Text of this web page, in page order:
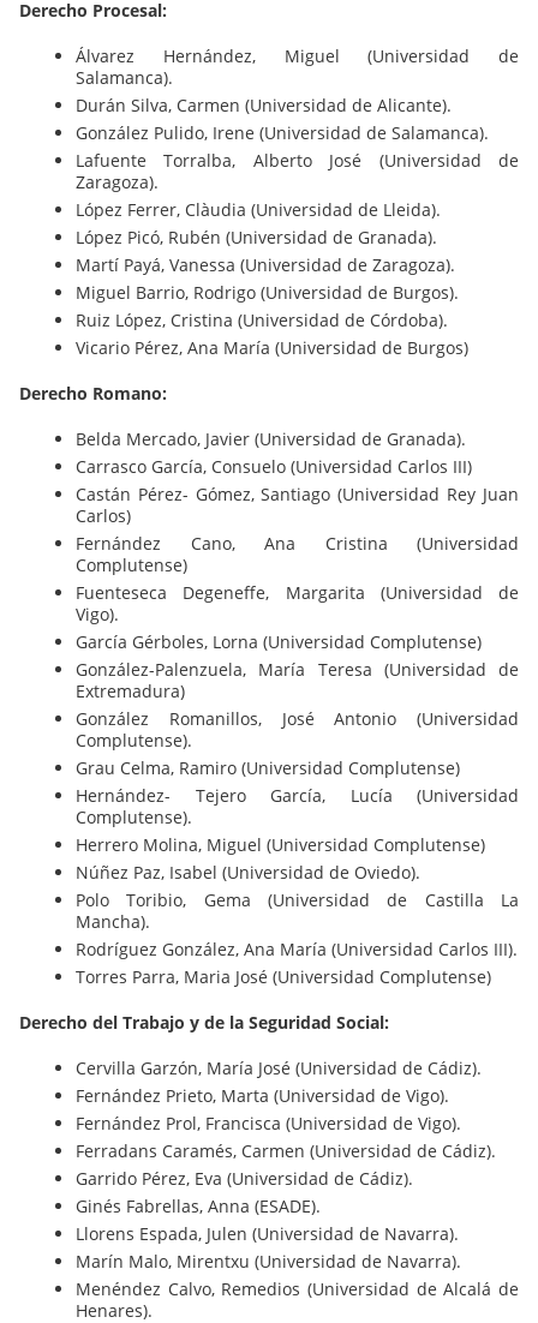
Derecho Procesal:
Álvarez Hernández, Miguel (Universidad de
Salamanca).
Durán Silva, Carmen (Universidad de Alicante).
González Pulido, Irene (Universidad de Salamanca).
Lafuente Torralba, Alberto José (Universidad de
Zaragoza).
López Ferrer, Clàudia (Universidad de Lleida).
López Picó, Rubén (Universidad de Granada).
Martí Payá, Vanessa (Universidad de Zaragoza).
Miguel Barrio, Rodrigo (Universidad de Burgos).
Ruiz López, Cristina (Universidad de Córdoba).
Vicario Pérez, Ana María (Universidad de Burgos)
Derecho Romano:
Belda Mercado, Javier (Universidad de Granada).
Carrasco García, Consuelo (Universidad Carlos III)
Castán Pérez- Gómez, Santiago (Universidad Rey Juan
Carlos)
Fernández Cano, Ana Cristina (Universidad
Complutense)
Fuenteseca Degeneffe, Margarita (Universidad de
Vigo).
García Gérboles, Lorna (Universidad Complutense)
González-Palenzuela, María Teresa (Universidad de
Extremadura)
González Romanillos, José Antonio (Universidad
Complutense).
Grau Celma, Ramiro (Universidad Complutense)
Hernández- Tejero García, Lucía (Universidad
Complutense).
Herrero Molina, Miguel (Universidad Complutense)
Núñez Paz, Isabel (Universidad de Oviedo).
Polo Toribio, Gema (Universidad de Castilla La
Mancha).
Rodríguez González, Ana María (Universidad Carlos III).
Torres Parra, Maria José (Universidad Complutense)
Derecho del Trabajo y de la Seguridad Social:
Cervilla Garzón, María José (Universidad de Cádiz).
Fernández Prieto, Marta (Universidad de Vigo).
Fernández Prol, Francisca (Universidad de Vigo).
Ferradans Caramés, Carmen (Universidad de Cádiz).
Garrido Pérez, Eva (Universidad de Cádiz).
Ginés Fabrellas, Anna (ESADE).
Llorens Espada, Julen (Universidad de Navarra).
Marín Malo, Mirentxu (Universidad de Navarra).
Menéndez Calvo, Remedios (Universidad de Alcalá de
Henares).